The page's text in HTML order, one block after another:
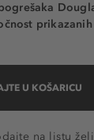
U KOŠARICU
na listu